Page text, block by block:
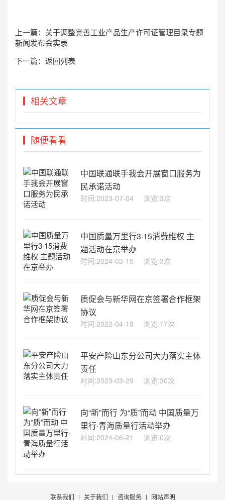
上一篇： 关于调整完善工业产品生产许可证管理目录专题
新闻发布会实录
下一篇： 返回列表
相关文章
随便看看
中国联通联手我会开展窗口服务为
民承诺活动
时间:2023-07-04 浏览:3次
中国质量万里行3·15消费维权 主
题活动在京举办
时间:2024-03-15 浏览:3次
质促会与新华网在京签署合作框架
协议
时间:2022-04-18 浏览:17次
平安产险山东分公司大力落实主体
责任
时间:2023-03-29 浏览:30次
向“新”而行 为“质”而动 中国质量万
里行·青海质量行活动举办
时间:2024-06-21 浏览:0次
联系我们 | 关于我们 | 咨询服务 | 网站声明